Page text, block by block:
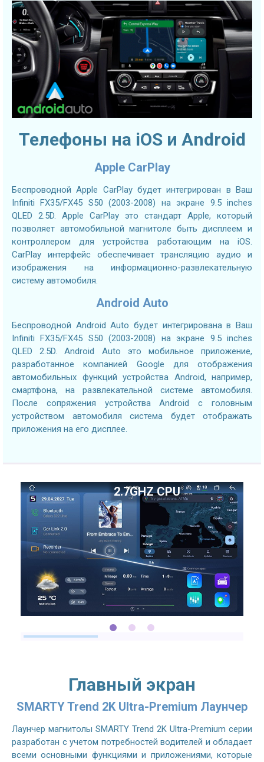
Телефоны на iOS и Android
Apple CarPlay
Беспроводной Apple CarPlay будет интегрирован в Ваш
Infiniti FX35/FX45 S50 (2003-2008) на экране 9.5 inches
QLED 2.5D. Apple CarPlay это стандарт Apple, который
позволяет автомобильной магнитоле быть дисплеем и
контроллером для устройства работающим на iOS.
CarPlay интерфейс обеспечивает трансляцию аудио и
изображения на информационно-развлекательную
систему автомобиля.
Android Auto
Беспроводной Android Auto будет интегрирована в Ваш
Infiniti FX35/FX45 S50 (2003-2008) на экране 9.5 inches
QLED 2.5D. Android Auto это мобильное приложение,
разработанное компанией Google для отображения
автомобильных функций устройства Android, например,
смартфона, на развлекательной системе автомобиля.
После сопряжения устройства Android с головным
устройством автомобиля система будет отображать
приложения на его дисплее.
2.7GHZ CPU
Главный экран
SMARTY Trend 2K Ultra-Premium Лаунчер
Лаунчер магнитолы SMARTY Trend 2K Ultra-Premium серии
разработан с учетом потребностей водителей и обладает
всеми основными функциями и приложениями, которые